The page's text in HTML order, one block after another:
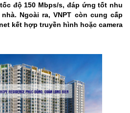
độ 150 Mbps/s, đáp ứng tốt nhu
Ngoài ra, VNPT còn cung cấp
kết hợp truyền hình hoặc camera